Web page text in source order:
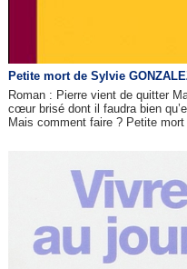
Petite mort de Sylvie
Roman : Pierre vient de quitter
cœur brisé dont il faudra bien
Mais comment faire ? Petite